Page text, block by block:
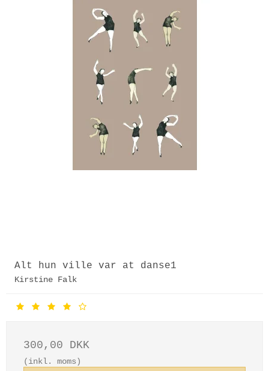
Alt hun ville var at danse1
Kirstine Falk
300,00 DKK
(inkl. moms)